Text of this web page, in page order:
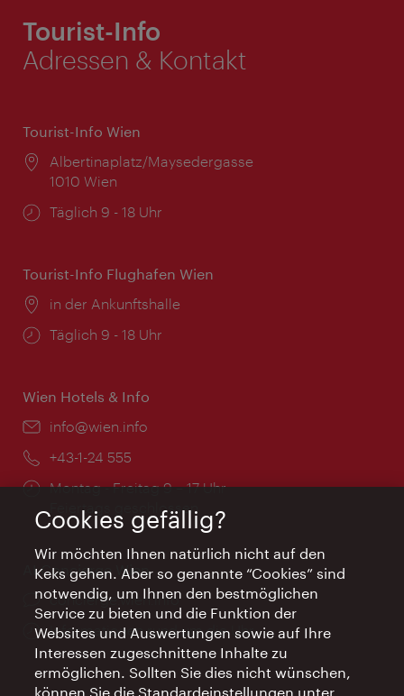
Tourist-Info
Adressen & Kontakt
Tourist-Info Wien
Ort:
Albertinaplatz/Maysedergasse
1010 Wien
Öffnungszeiten:
Täglich 9 - 18 Uhr
Tourist-Info Flughafen Wien
Ort:
in der Ankunftshalle
Öffnungszeiten:
Täglich 9 - 18 Uhr
Wien Hotels & Info
Email:
info@wien.info
Telefon:
+43-1-24 555
Öffnungszeiten:
Montag - Freitag 9 – 17 Uhr
Feiertags geschlossen
AI Concierge Wien
Ort:
concierge.wien.info
Öffnungszeiten:
Informationen rund um die Uhr
Cookies gefällig?
Wir möchten Ihnen natürlich nicht auf den
Keks gehen. Aber so genannte “Cookies” sind
notwendig, um Ihnen den bestmöglichen
Service zu bieten und die Funktion der
Websites und Auswertungen sowie auf Ihre
Interessen zugeschnittene Inhalte zu
ermöglichen. Sollten Sie dies nicht wünschen,
können Sie die Standardeinstellungen unter